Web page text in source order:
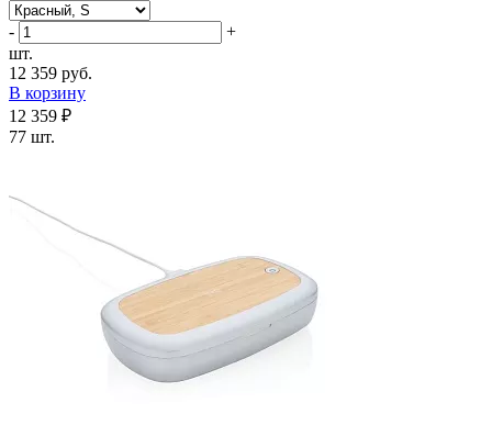
-
+
шт.
12 359 руб.
В корзину
12 359 ₽
77 шт.